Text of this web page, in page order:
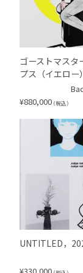
ゴーストマスタ
プス（イエロー）
¥880,000 （税込）
UNTITLED，